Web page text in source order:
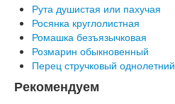
Рута душистая или пахучая
Росянка круглолистная
Ромашка безъязычковая
Розмарин обыкновенный
Перец стручковый однолетний
Рекомендуем